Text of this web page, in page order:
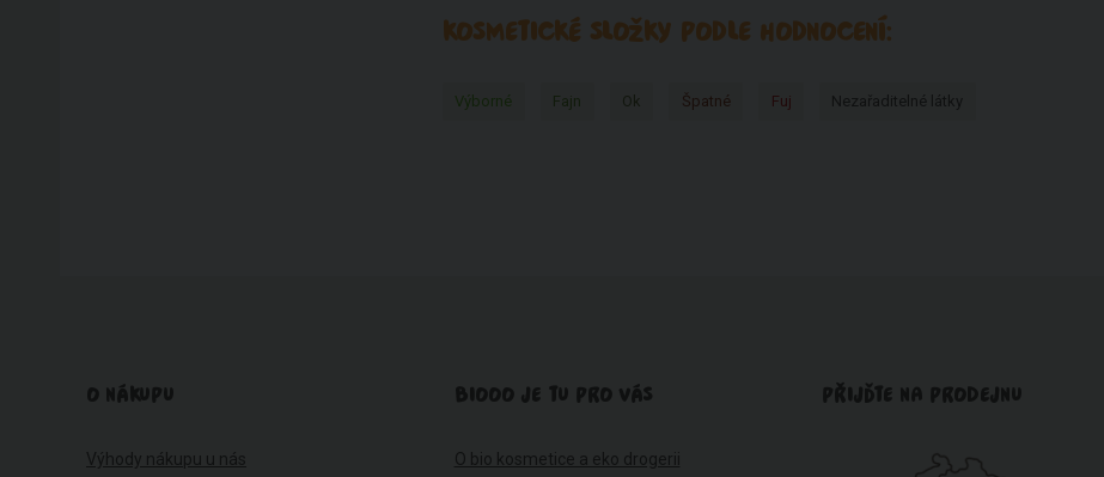
KOSMETICKÉ SLOŽKY PODLE HODNOCENÍ:
Výborné Fajn Ok Špatné Fuj Nezařaditelné látky
O NÁKUPU
Výhody nákupu u nás
BIOOO JE TU PRO VÁS
O bio kosmetice a eko drogerii
PŘIJĎTE NA PRODEJNU